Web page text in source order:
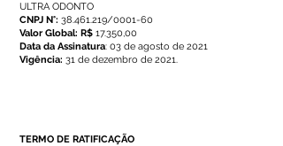
ULTRA ODONTO
CNPJ N°: 38.461.219/0001-60
Valor Global: R$ 17.350,00
Data da Assinatura: 03 de agosto de 2021
Vigência: 31 de dezembro de 2021.
TERMO DE RATIFICAÇÃO